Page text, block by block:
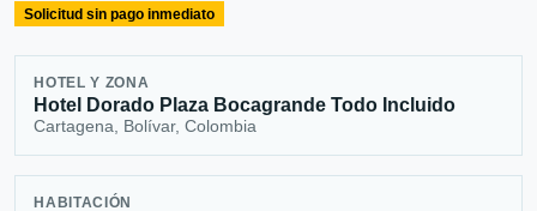
Solicitud sin pago inmediato
HOTEL Y ZONA
Hotel Dorado Plaza Bocagrande Todo Incluido
Cartagena, Bolívar, Colombia
HABITACIÓN